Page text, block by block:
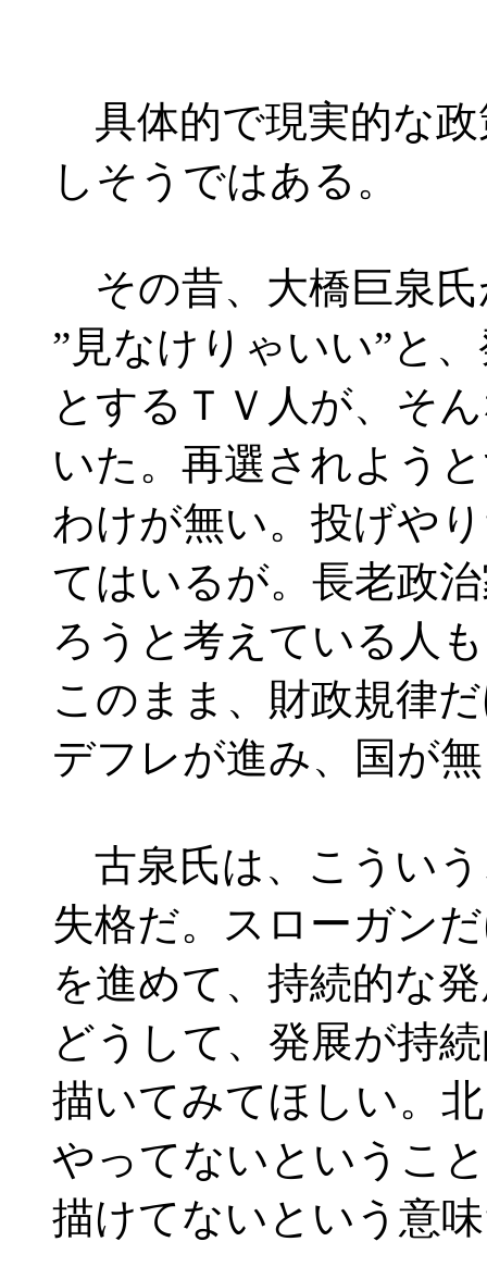
具体的で現実的な政
しそうではある。
その昔、大橋巨泉氏
”見なけりゃいい”と
とするＴＶ人が、そ
いた。再選されよう
わけが無い。投げや
てはいるが。長老政
ろうと考えている人
このまま、財政規律
デフレが進み、国が
古泉氏は、こういう
失格だ。スローガン
を進めて、持続的な
どうして、発展が持
描いてみてほしい。
やってないというこ
描けてないという意